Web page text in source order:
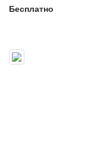
Бесплатно